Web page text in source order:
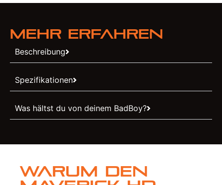
Mehr erfahren
Beschreibung
Spezifikationen
Was hältst du von deinem BadBoy?
Warum den